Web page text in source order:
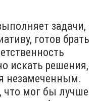
задачи,
готов брать
искать решения,
незамеченным.
что мог бы лучше